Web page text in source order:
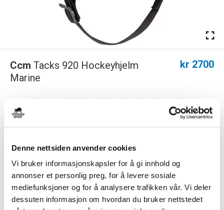
Denne nettsiden anvender cookies
Vi bruker informasjonskapsler for å gi innhold og
annonser et personlig preg, for å levere sosiale
mediefunksjoner og for å analysere trafikken vår. Vi deler
dessuten informasjon om hvordan du bruker nettstedet
Ccm Tacks 920 Hockeyhjelm
Marine
kr 2700
Ccm Tacks 920 Hockeyhjelm er hjelmvalget for spillere som krever
topp ytelse, komfort og sikkerhet. ...
Størrelsesguide
Størrelse
VELGSTØRRELSE